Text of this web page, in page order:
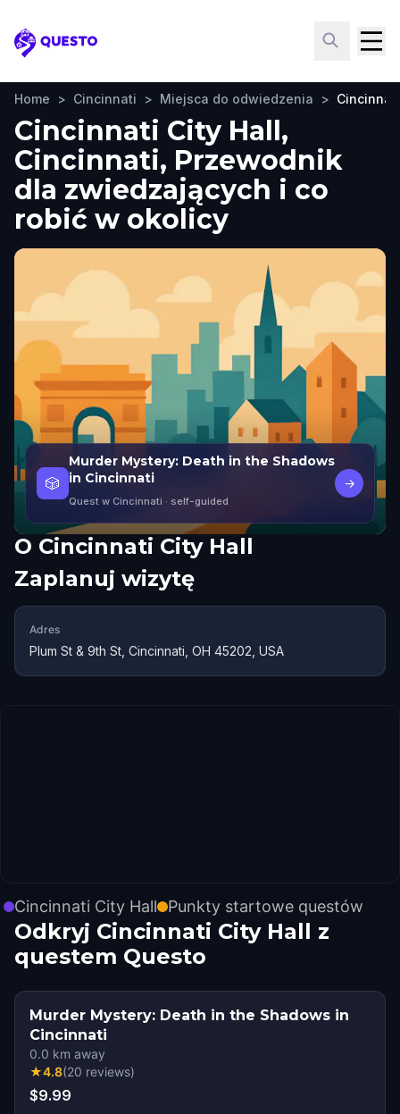
Questo
Home > Cincinnati > Miejsca do odwiedzenia >
Cincinnati City Hall,
Cincinnati, Przewodnik
dla zwiedzających i co
robić w okolicy
🎲
Murder Mystery: Death in the Shadows
in Cincinnati
Quest w Cincinnati · self-guided
→
O Cincinnati City Hall
Zaplanuj wizytę
Adres
Plum St & 9th St, Cincinnati, OH 45202, USA
Cincinnati City Hall Punkty startowe questów
Odkryj Cincinnati City Hall z
questem Questo
Murder Mystery: Death in the Shadows in
Cincinnati
0.0 km away
★4.8(20 reviews)
$9.99